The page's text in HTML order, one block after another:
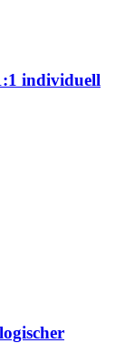
individuell